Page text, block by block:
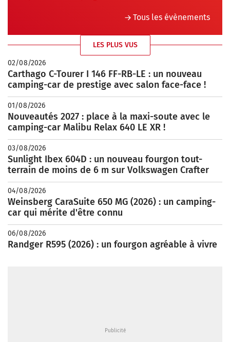
Tous les évènements
LES PLUS VUS
02/08/2026
Carthago C-Tourer I 146 FF-RB-LE : un nouveau
camping-car de prestige avec salon face-face !
01/08/2026
Nouveautés 2027 : place à la maxi-soute avec le
camping-car Malibu Relax 640 LE XR !
03/08/2026
Sunlight Ibex 604D : un nouveau fourgon tout-
terrain de moins de 6 m sur Volkswagen Crafter
04/08/2026
Weinsberg CaraSuite 650 MG (2026) : un camping-
car qui mérite d'être connu
06/08/2026
Randger R595 (2026) : un fourgon agréable à vivre